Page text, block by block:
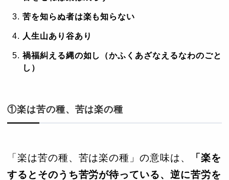
苦を知らぬ者は楽も知らない
人生山あり谷あり
禍福糾える縄の如し（かふくあざなえるなわのごと
し）
①楽は苦の種、苦は楽の種
「楽は苦の種、苦は楽の種」の意味は、
「楽を
するとそのうち苦労が待っている、逆に苦労を